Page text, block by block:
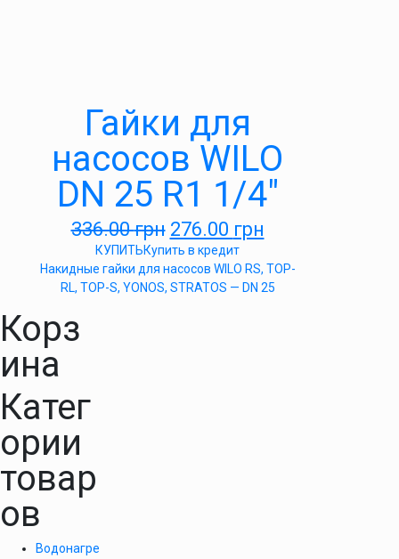
Гайки для
насосов WILO
DN 25 R1 1/4″
336.00грн 276.00 грн
КУПИТЬКупить в кредит
Накидные гайки для насосов WILO RS, TOP-
RL, TOP-S, YONOS, STRATOS — DN 25
Корз
ина
Катег
ории
товар
ов
Водонагре